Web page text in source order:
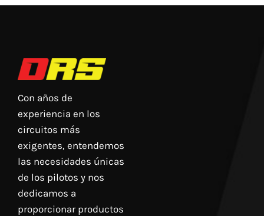
Con años de
experiencia en los
circuitos más
exigentes, entendemos
las necesidades únicas
de los pilotos y nos
dedicamos a
proporcionar productos